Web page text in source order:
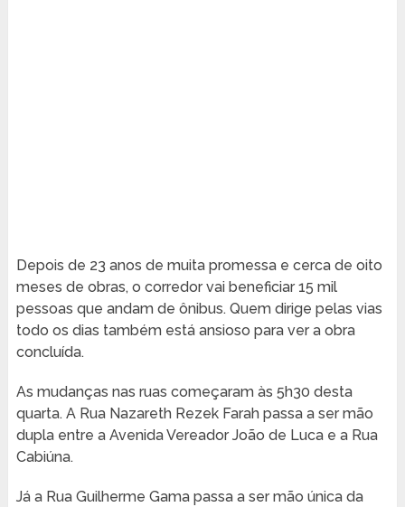
Depois de 23 anos de muita promessa e cerca de oito
meses de obras, o corredor vai beneficiar 15 mil
pessoas que andam de ônibus. Quem dirige pelas vias
todo os dias também está ansioso para ver a obra
concluída.
As mudanças nas ruas começaram às 5h30 desta
quarta. A Rua Nazareth Rezek Farah passa a ser mão
dupla entre a Avenida Vereador João de Luca e a Rua
Cabiúna.
Já a Rua Guilherme Gama passa a ser mão única da